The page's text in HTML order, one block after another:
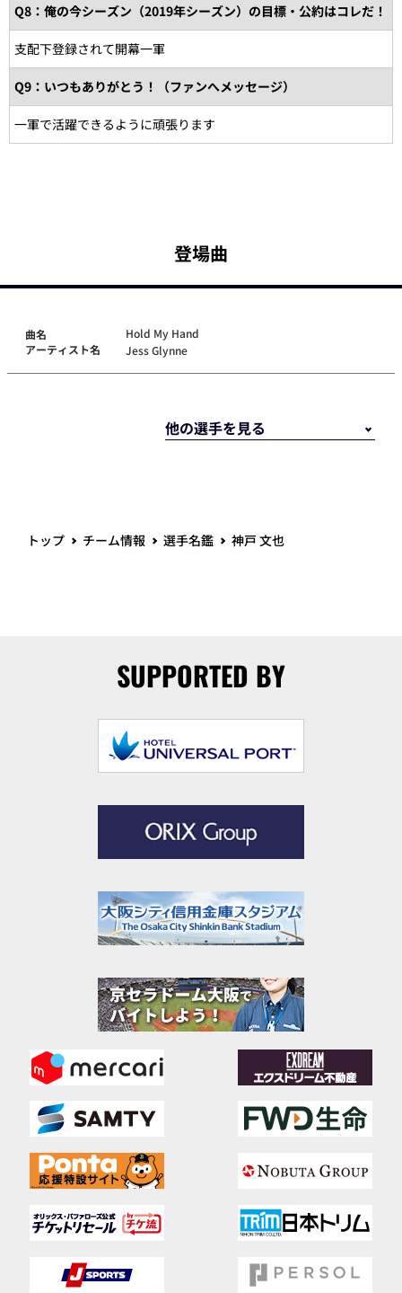
Q8：俺の今シーズン（2019年シーズン）の目標・公約はコレだ！
支配下登録されて開幕一軍
Q9：いつもありがとう！（ファンへメッセージ）
一軍で活躍できるように頑張ります
登場曲
曲名
アーティスト名
Hold My Hand
Jess Glynne
トップ チーム情報 選手名鑑 神戸 文也
SUPPORTED BY